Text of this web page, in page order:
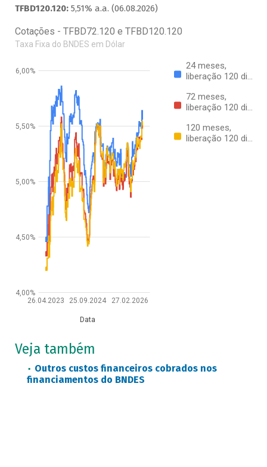
TFBD120.120: 5,51% a.a. (06.08.2026)
Cotações - TFBD72.120 e TFBD120.120
Taxa Fixa do BNDES em Dólar
24 meses,
liberação 120 di…
72 meses,
liberação 120 di…
120 meses,
liberação 120 di…
26.04.2023 25.09.2024 27.02.2026
Data
4,00%
4,50%
5,00%
5,50%
6,00%
Veja também
Outros custos financeiros cobrados nos
financiamentos do BNDES